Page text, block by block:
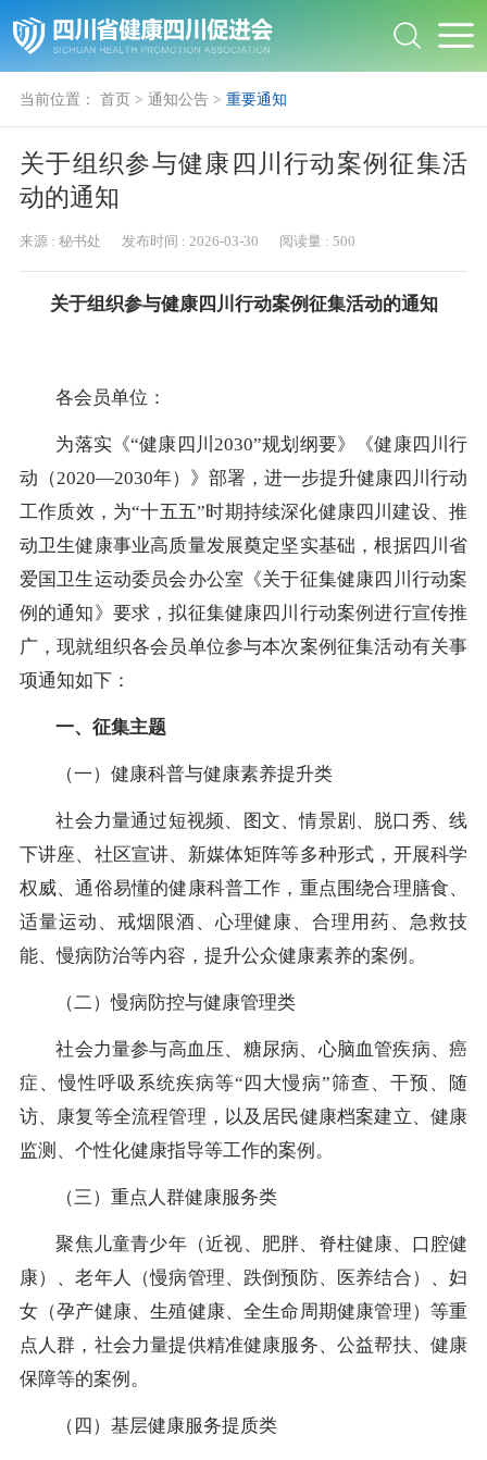
当前位置： 首页 > 通知公告 > 重要通知
关于组织参与健康四川行动案例征集活
动的通知
来源 : 秘书处 发布时间 :2026-03-30 阅读量 : 500
关于组织参与健康四川行动案例征集活动的通知
各会员单位：
为落实《“健康四川2030”规划纲要》《健康四川行
动（2020—2030年）》部署，进一步提升健康四川行动
工作质效，为“十五五”时期持续深化健康四川建设、推
动卫生健康事业高质量发展奠定坚实基础，根据四川省
爱国卫生运动委员会办公室《关于征集健康四川行动案
例的通知》要求，拟征集健康四川行动案例进行宣传推
广，现就组织各会员单位参与本次案例征集活动有关事
项通知如下：
一、征集主题
（一）健康科普与健康素养提升类
社会力量通过短视频、图文、情景剧、脱口秀、线
下讲座、社区宣讲、新媒体矩阵等多种形式，开展科学
权威、通俗易懂的健康科普工作，重点围绕合理膳食、
适量运动、戒烟限酒、心理健康、合理用药、急救技
能、慢病防治等内容，提升公众健康素养的案例。
（二）慢病防控与健康管理类
社会力量参与高血压、糖尿病、心脑血管疾病、癌
症、慢性呼吸系统疾病等“四大慢病”筛查、干预、随
访、康复等全流程管理，以及居民健康档案建立、健康
监测、个性化健康指导等工作的案例。
（三）重点人群健康服务类
聚焦儿童青少年（近视、肥胖、脊柱健康、口腔健
康）、老年人（慢病管理、跌倒预防、医养结合）、妇
女（孕产健康、生殖健康、全生命周期健康管理）等重
点人群，社会力量提供精准健康服务、公益帮扶、健康
保障等的案例。
（四）基层健康服务提质类